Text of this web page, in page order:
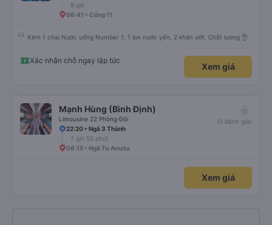
8 giờ
06:41 • Cổng 11
Kèm 1 chai Nước uống Number 1, 1 lon nước yến, 2 khăn ướt. Chất lượng 👌
Xác nhận chỗ ngay lập tức
Xem giá
Mạnh Hùng (Bình Định)
Limousine 22 Phòng Đôi
(0 đánh giá)
22:20 • Ngã 3 Thành
7 giờ 55 phút
06:15 • Ngã Tư Amata
Xem giá